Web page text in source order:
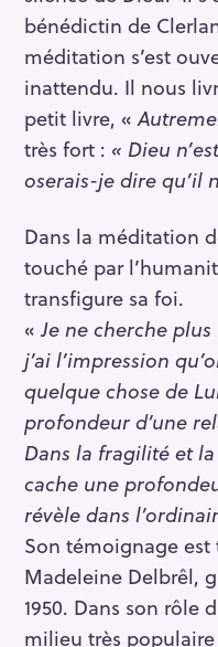
bénédictin de
méditation s’est
inattendu. Il nous
petit livre, «
très fort : « Dieu
oserais-je dire qu’il
Dans la méditation
touché par
transfigure sa foi.
«Je ne cherche
j’ai l’impression
quelque chose de
profondeur d’une
Dans la fragi­lité et
cache une
révèle dans
Son témoignage est
Madeleine Delbrêl,
1950. Dans son rôle
milieu très